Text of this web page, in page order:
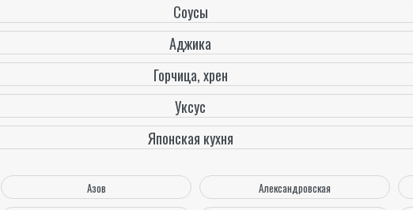
Соусы
Аджика
Горчица, хрен
Уксус
Японская кухня
Азов Александровская